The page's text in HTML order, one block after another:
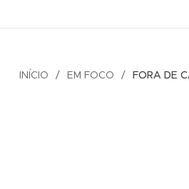
INÍCIO EM FOCO FORA DE